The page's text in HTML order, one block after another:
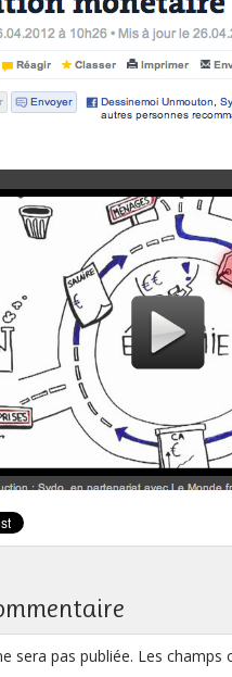
sera pas publiée. Les